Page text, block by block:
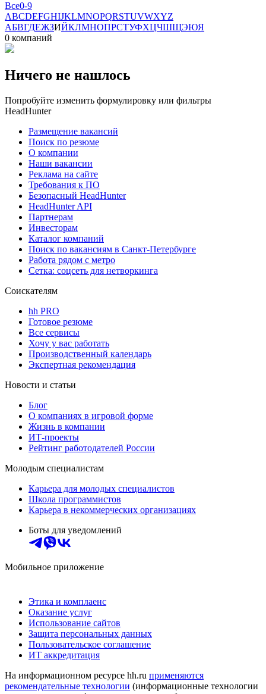
Все0-9
ABCDEFGHIJKLMNOPQRSTUVWXYZ
АБВГДЕЖЗИЙКЛМНОПРСТУФХЦЧШЩЭЮЯ
0 компаний
Ничего не нашлось
Попробуйте изменить формулировку или фильтры
HeadHunter
Размещение вакансий
Поиск по резюме
О компании
Наши вакансии
Реклама на сайте
Требования к ПО
Безопасный HeadHunter
HeadHunter API
Партнерам
Инвесторам
Каталог компаний
Поиск по вакансиям в Санкт-Петербурге
Работа рядом с метро
Сетка: соцсеть для нетворкинга
Соискателям
hh PRO
Готовое резюме
Все сервисы
Хочу у вас работать
Производственный календарь
Экспертная рекомендация
Новости и статьи
Блог
О компаниях в игровой форме
Жизнь в компании
ИТ-проекты
Рейтинг работодателей России
Молодым специалистам
Карьера для молодых специалистов
Школа программистов
Карьера в некоммерческих организациях
Боты для уведомлений
Мобильное приложение
Этика и комплаенс
Оказание услуг
Использование сайтов
Защита персональных данных
Пользовательское соглашение
ИТ аккредитация
На информационном ресурсе hh.ru применяются
рекомендательные технологии (информационные технологии